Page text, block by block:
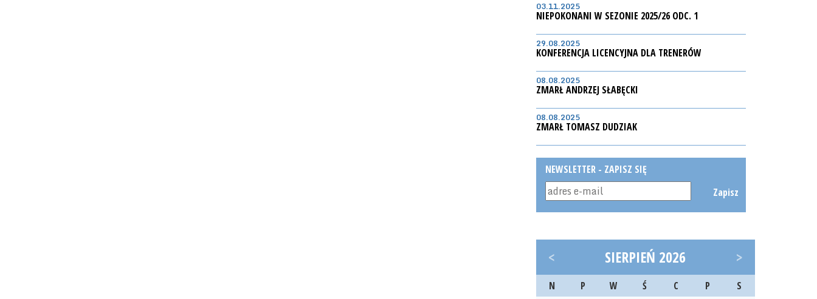
03.11.2025
NIEPOKONANI W SEZONIE 2025/26 ODC. 1
29.08.2025
KONFERENCJA LICENCYJNA DLA TRENERÓW
08.08.2025
ZMARŁ ANDRZEJ SŁABĘCKI
08.08.2025
ZMARŁ TOMASZ DUDZIAK
NEWSLETTER - ZAPISZ SIĘ
Zapisz
< SIERPIEŃ 2026 >
N P W Ś C P S